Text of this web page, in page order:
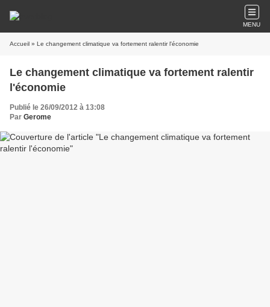
MENU
Accueil » Le changement climatique va fortement ralentir l'économie
Le changement climatique va fortement ralentir
l'économie
Publié le 26/09/2012 à 13:08
Par Gerome